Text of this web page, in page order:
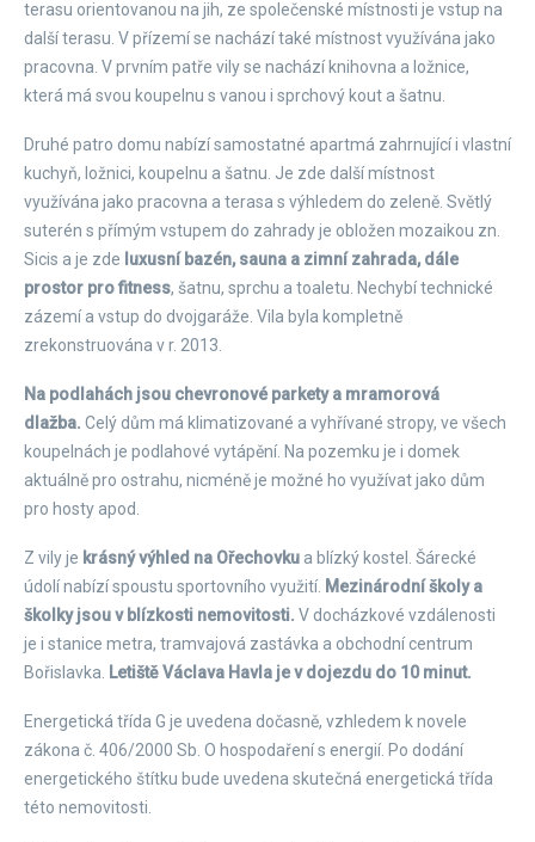
terasu orientovanou na jih, ze společenské místnosti je vstup na
další terasu. V přízemí se nachází také místnost využívána jako
pracovna. V prvním patře vily se nachází knihovna a ložnice,
která má svou koupelnu s vanou i sprchový kout a šatnu.
Druhé patro domu nabízí samostatné apartmá zahrnující i vlastní
kuchyň, ložnici, koupelnu a šatnu. Je zde další místnost
využívána jako pracovna a terasa s výhledem do zeleně. Světlý
suterén s přímým vstupem do zahrady je obložen mozaikou zn.
Sicis a je zde luxusní bazén, sauna a zimní zahrada, dále
prostor pro fitness, šatnu, sprchu a toaletu. Nechybí technické
zázemí a vstup do dvojgaráže. Vila byla kompletně
zrekonstruována v r. 2013.
Na podlahách jsou chevronové parkety a mramorová
dlažba. Celý dům má klimatizované a vyhřívané stropy, ve všech
koupelnách je podlahové vytápění. Na pozemku je i domek
aktuálně pro ostrahu, nicméně je možné ho využívat jako dům
pro hosty apod.
Z vily je krásný výhled na Ořechovku a blízký kostel. Šárecké
údolí nabízí spoustu sportovního využití. Mezinárodní školy a
školky jsou v blízkosti nemovitosti. V docházkové vzdálenosti
je i stanice metra, tramvajová zastávka a obchodní centrum
Bořislavka.
Letiště Václava Havla je v dojezdu do 10 minut.
Energetická třída G je uvedena dočasně, vzhledem k novele
zákona č. 406/2000 Sb. O hospodaření s energií. Po dodání
energetického štítku bude uvedena skutečná energetická třída
této nemovitosti.